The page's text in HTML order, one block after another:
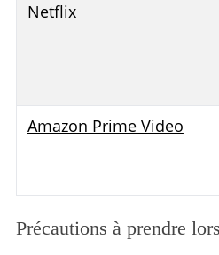
Netflix
Amazon Prime Video
Précautions à prendre